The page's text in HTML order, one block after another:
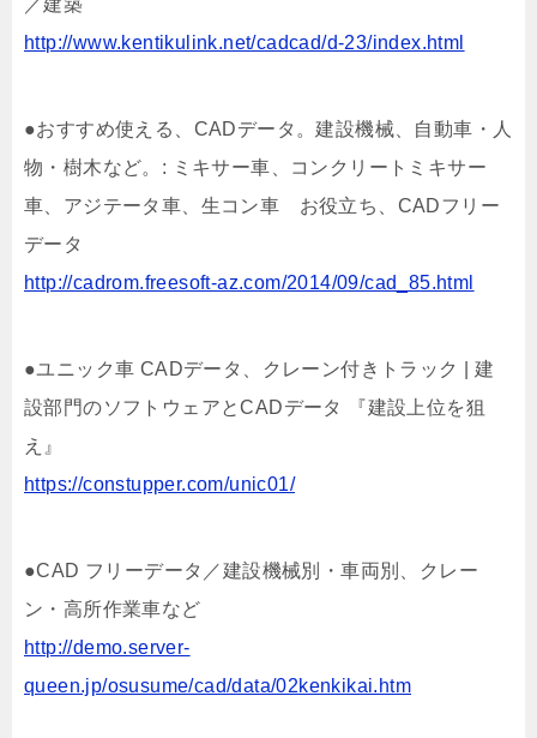
／建築
http://www.kentikulink.net/cadcad/d-23/index.html
●おすすめ使える、CADデータ。建設機械、自動車・人
物・樹木など。: ミキサー車、コンクリートミキサー
車、アジテータ車、生コン車 お役立ち、CADフリー
データ
http://cadrom.freesoft-az.com/2014/09/cad_85.html
●ユニック車 CADデータ、クレーン付きトラック | 建
設部門のソフトウェアとCADデータ 『建設上位を狙
え』
https://constupper.com/unic01/
●CAD フリーデータ／建設機械別・車両別、クレー
ン・高所作業車など
http://demo.server-
queen.jp/osusume/cad/data/02kenkikai.htm